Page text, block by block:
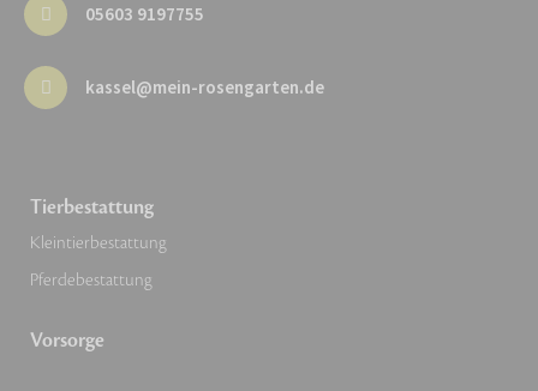
05603 9197755
kassel@mein-rosengarten.de
Tierbestattung
Kleintierbestattung
Pferdebestattung
Vorsorge